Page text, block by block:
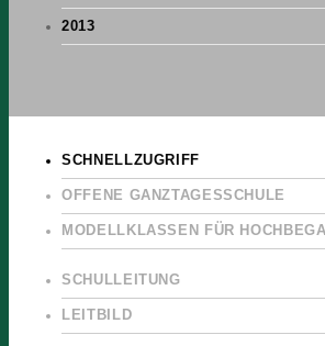
2013
SCHNELLZUGRIFF
OFFENE GANZTAGESSCHULE
MODELLKLASSEN FÜR
SCHULLEITUNG
LEITBILD